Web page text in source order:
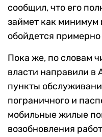
сообщил, что его
займет как минимум
обойдется
Пока же, по словам
власти направили
пункты
пограничного и
мобильные жилые
возобновления